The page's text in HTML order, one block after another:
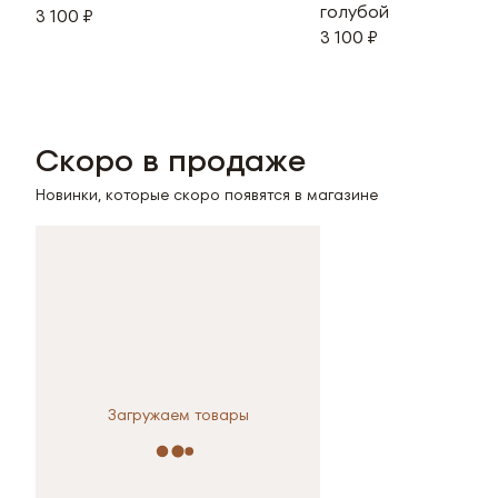
3 100 ₽
голубой
3 100 ₽
Скоро в продаже
Новинки, которые скоро появятся в магазине
Загружаем товары